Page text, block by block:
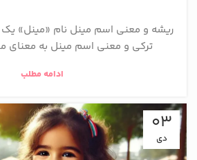
ریشه و معنی اسم مینل نام «مینل» یک
ترکی و معنی اسم مینل به معنای
ادامه مطلب
03
دی